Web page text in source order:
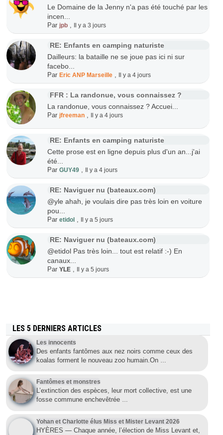
Le Domaine de la Jenny n'a pas été touché par les
incen...
Par jpb, Il y a 3 jours
RE: Enfants en camping naturiste
Dailleurs: la bataille ne se joue pas ici ni sur
facebo...
Par Eric ANP Marseille, Il y a 4 jours
FFR : La randonue, vous connaissez ?
La randonue, vous connaissez ? Accuei...
Par jfreeman, Il y a 4 jours
RE: Enfants en camping naturiste
Cette prose est en ligne depuis plus d'un an...j'ai
été...
Par GUY49, Il y a 4 jours
RE: Naviguer nu (bateaux.com)
@yle ahah, je voulais dire pas très loin en voiture
pou...
Par etidol, Il y a 5 jours
RE: Naviguer nu (bateaux.com)
@etidol Pas très loin... tout est relatif :-) En
canaux...
Par YLE, Il y a 5 jours
LES 5 DERNIERS ARTICLES
Les innocents
Des enfants fantômes aux nez noirs comme ceux des
koalas forment le nouveau zoo humain.On
Fantômes et monstres
L’extinction des espèces, leur mort collective, est une
fosse commune enchevêtrée …
Yohan et Charlotte élus Miss et Mister Levant 2026
HYÈRES — Chaque année, l’élection de Miss Levant et,